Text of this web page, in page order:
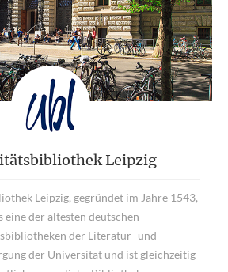
Leipzig
Leipzig, gegründet im Jahre 1543,
eine der ältesten deutschen
der Literatur- und
der Universität und ist gleichzeitig